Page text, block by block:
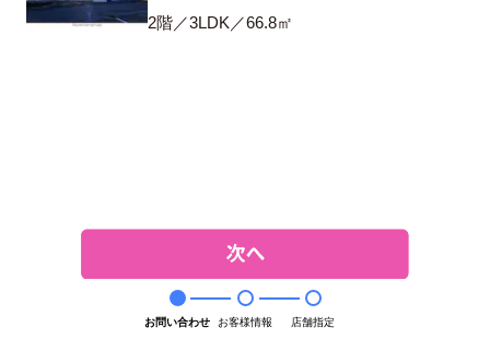
2階／3LDK／66.8㎡
お問い合わせ お客様情報 店舗指定